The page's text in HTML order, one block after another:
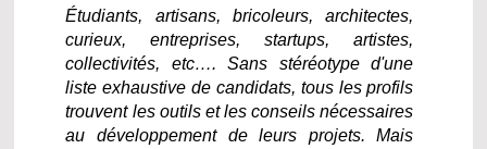
Étudiants, artisans, bricoleurs, architectes,
curieux, entreprises, startups, artistes,
collectivités, etc…. Sans stéréotype d'une
liste exhaustive de candidats, tous les profils
trouvent les outils et les conseils nécessaires
au développement de leurs projets. Mais